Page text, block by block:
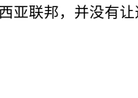
联邦，并没有让